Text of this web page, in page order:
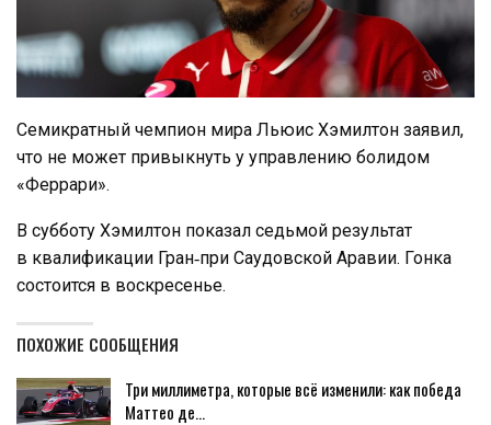
Семикратный чемпион мира Льюис Хэмилтон заявил,
что не может привыкнуть у управлению болидом
«Феррари».
В субботу Хэмилтон показал седьмой результат
в квалификации Гран‑при Саудовской Аравии. Гонка
состоится в воскресенье.
ПОХОЖИЕ СООБЩЕНИЯ
Три миллиметра, которые всё изменили: как победа
Маттео де…